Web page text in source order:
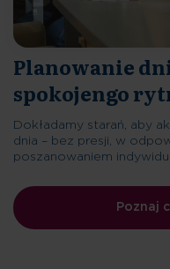
Planowanie
spokojengo
Dokładamy starań, aby
dnia – bez presji, w
poszanowaniem
Poznaj